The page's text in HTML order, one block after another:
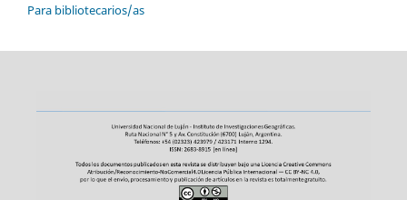
Para bibliotecarios/as